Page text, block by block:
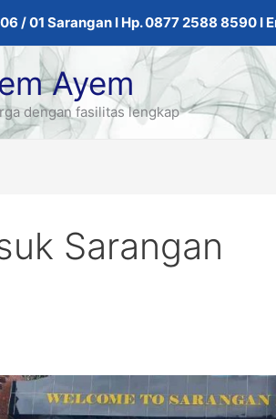
/ 01 Sarangan I Hp. 0877 2588 8590 I
Ayem
dengan fasilitas lengkap
Sarangan